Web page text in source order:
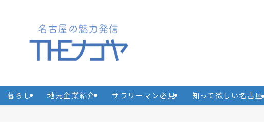
暮らし 地元企業紹介 サラリーマン必見 知って欲しい名古屋